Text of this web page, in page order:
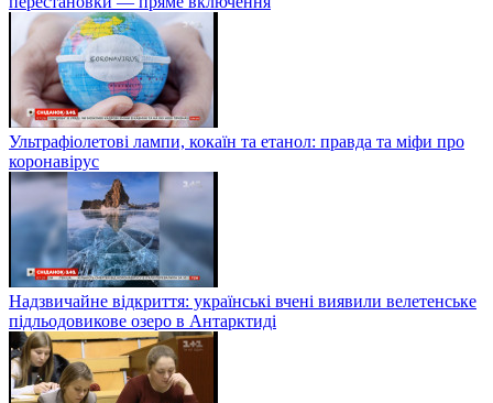
Ультрафіолетові лампи, кокаїн та етанол: правда та міфи про
коронавірус
Надзвичайне відкриття: українські вчені виявили велетенське
підльодовикове озеро в Антарктиді